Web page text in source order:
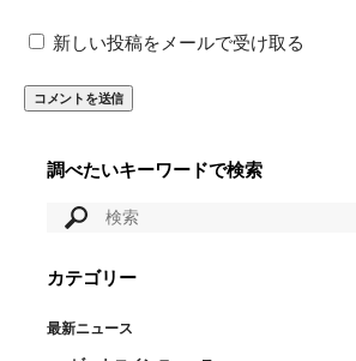
新しい投稿をメールで受け取る
調べたいキーワードで検索
カテゴリー
最新ニュース